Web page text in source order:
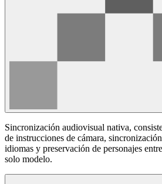
Sincronización audiovisual nativa,
de instrucciones de cámara,
idiomas y preservación de personajes
solo modelo.